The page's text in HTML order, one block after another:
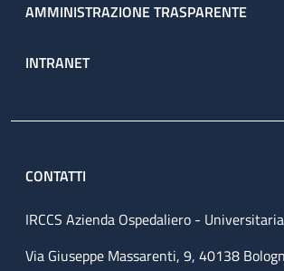
AMMINISTRAZIONE TRASPARENTE
INTRANET
CONTATTI
IRCCS Azienda Ospedaliero -
Via Giuseppe Massarenti, 9, 40138